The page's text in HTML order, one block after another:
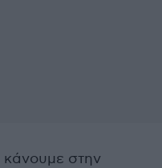
στην